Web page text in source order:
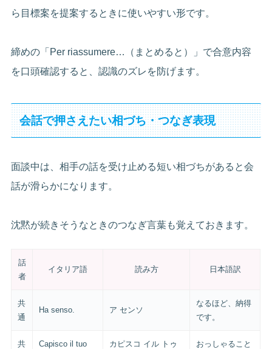
ら目標案を提案するときに使いやすい形です。
締めの「Per riassumere…（まとめると）」で合意内容
を口頭確認すると、認識のズレを防げます。
会話で押さえたい相づち・つなぎ表現
面談中は、相手の話を受け止める短い相づちがあると会
話が滑らかになります。
沈黙が続きそうなときのつなぎ言葉も覚えておきます。
話
者
イタリア語 読み方 日本語訳
共
通
Ha senso. ア センソ
なるほど、納得
です。
共
Capisco il tuo
カピスコ イル トゥ
おっしゃること